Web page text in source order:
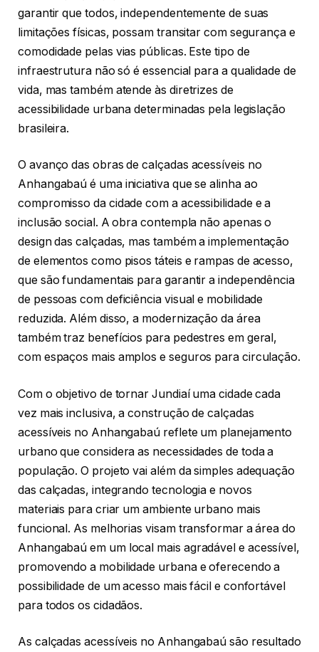
garantir que todos, independentemente de suas
limitações físicas, possam transitar com segurança e
comodidade pelas vias públicas. Este tipo de
infraestrutura não só é essencial para a qualidade de
vida, mas também atende às diretrizes de
acessibilidade urbana determinadas pela legislação
brasileira.
O avanço das obras de calçadas acessíveis no
Anhangabaú é uma iniciativa que se alinha ao
compromisso da cidade com a acessibilidade e a
inclusão social. A obra contempla não apenas o
design das calçadas, mas também a implementação
de elementos como pisos táteis e rampas de acesso,
que são fundamentais para garantir a independência
de pessoas com deficiência visual e mobilidade
reduzida. Além disso, a modernização da área
também traz benefícios para pedestres em geral,
com espaços mais amplos e seguros para circulação.
Com o objetivo de tornar Jundiaí uma cidade cada
vez mais inclusiva, a construção de calçadas
acessíveis no Anhangabaú reflete um planejamento
urbano que considera as necessidades de toda a
população. O projeto vai além da simples adequação
das calçadas, integrando tecnologia e novos
materiais para criar um ambiente urbano mais
funcional. As melhorias visam transformar a área do
Anhangabaú em um local mais agradável e acessível,
promovendo a mobilidade urbana e oferecendo a
possibilidade de um acesso mais fácil e confortável
para todos os cidadãos.
As calçadas acessíveis no Anhangabaú são resultado